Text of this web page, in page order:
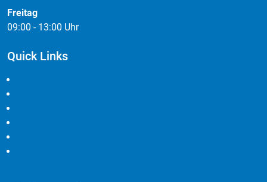
Freitag
09:00 - 13:00 Uhr
Quick Links